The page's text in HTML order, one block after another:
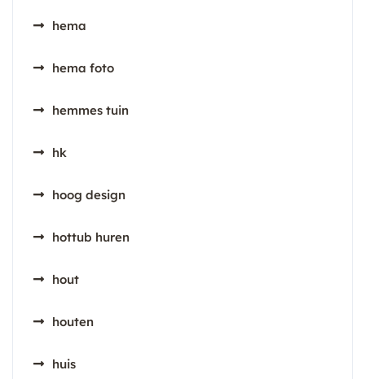
hema
hema foto
hemmes tuin
hk
hoog design
hottub huren
hout
houten
huis